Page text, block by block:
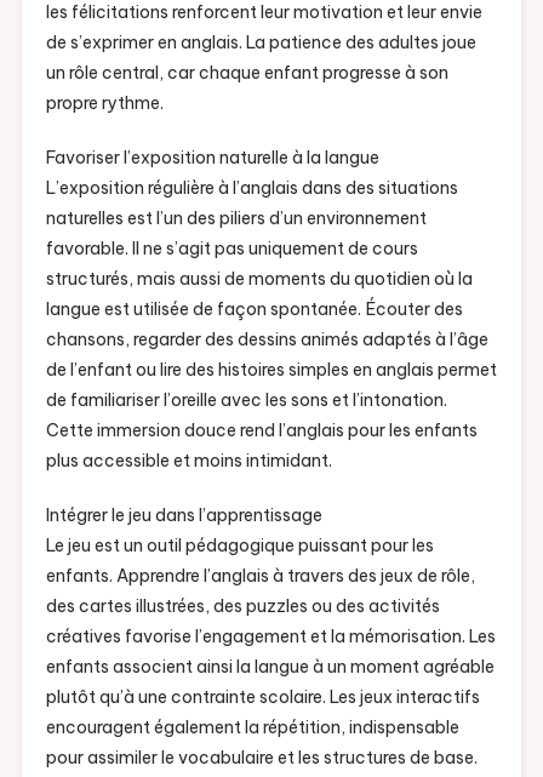
les félicitations renforcent leur motivation et leur envie
de s’exprimer en anglais. La patience des adultes joue
un rôle central, car chaque enfant progresse à son
propre rythme.
Favoriser l’exposition naturelle à la langue
L’exposition régulière à l’anglais dans des situations
naturelles est l’un des piliers d’un environnement
favorable. Il ne s’agit pas uniquement de cours
structurés, mais aussi de moments du quotidien où la
langue est utilisée de façon spontanée. Écouter des
chansons, regarder des dessins animés adaptés à l’âge
de l’enfant ou lire des histoires simples en anglais permet
de familiariser l’oreille avec les sons et l’intonation.
Cette immersion douce rend l’anglais pour les enfants
plus accessible et moins intimidant.
Intégrer le jeu dans l’apprentissage
Le jeu est un outil pédagogique puissant pour les
enfants. Apprendre l’anglais à travers des jeux de rôle,
des cartes illustrées, des puzzles ou des activités
créatives favorise l’engagement et la mémorisation. Les
enfants associent ainsi la langue à un moment agréable
plutôt qu’à une contrainte scolaire. Les jeux interactifs
encouragent également la répétition, indispensable
pour assimiler le vocabulaire et les structures de base.